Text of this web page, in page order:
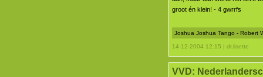
groot én klein! - 4 gwrrfs
Joshua Joshua Tango - Robert
14-12-2004 12:15 | dr.lisette
VVD: